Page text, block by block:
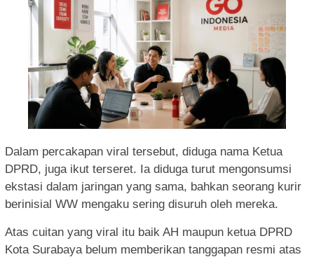
Dalam percakapan viral tersebut, diduga nama Ketua
DPRD, juga ikut terseret. Ia diduga turut mengonsumsi
ekstasi dalam jaringan yang sama, bahkan seorang kurir
berinisial WW mengaku sering disuruh oleh mereka.
Atas cuitan yang viral itu baik AH maupun ketua DPRD
Kota Surabaya belum memberikan tanggapan resmi atas